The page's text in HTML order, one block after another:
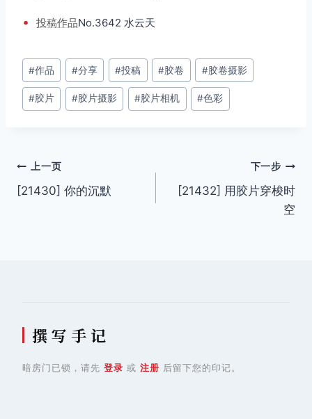
• 投稿作品No.3642 水云天
文
章
标
#作品 #分享 #投稿 #胶卷 #胶卷摄影
#胶片 #胶片摄影 #胶片相机 #色彩
文
章
上一页
[21430] 你的沉默
下一步
[21432] 用胶片穿梭时
空
撰 写 手 记
暗房门已锁，请先 登录 或 注册 后留下您的印记。